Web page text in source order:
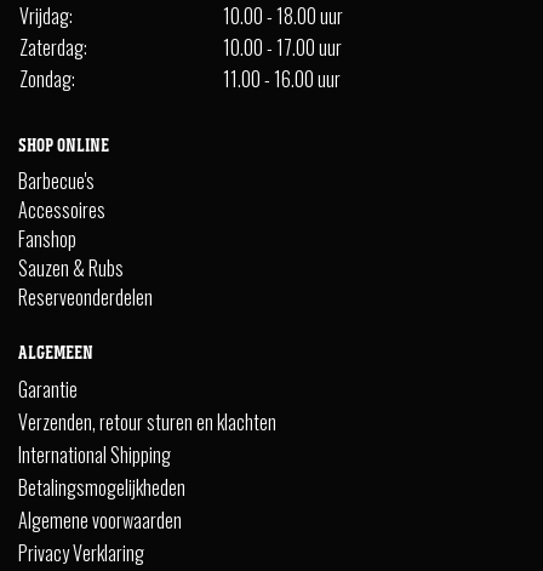
Vrijdag:
10.00 - 18.00 uur
Zaterdag:
10.00 - 17.00 uur
Zondag:
11.00 - 16.00 uur
SHOP ONLINE
Barbecue's
Accessoires
Fanshop
Sauzen & Rubs
Reserveonderdelen
ALGEMEEN
Garantie
Verzenden, retour sturen en klachten
International Shipping
Betalingsmogelijkheden
Algemene voorwaarden
Privacy Verklaring